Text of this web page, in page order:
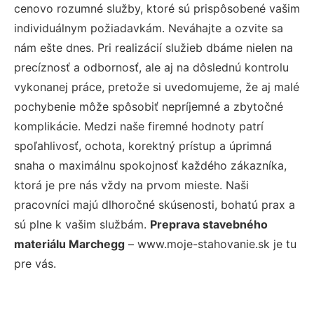
cenovo rozumné služby, ktoré sú prispôsobené vašim
individuálnym požiadavkám. Neváhajte a ozvite sa
nám ešte dnes. Pri realizácií služieb dbáme nielen na
precíznosť a odbornosť, ale aj na dôslednú kontrolu
vykonanej práce, pretože si uvedomujeme, že aj malé
pochybenie môže spôsobiť nepríjemné a zbytočné
komplikácie. Medzi naše firemné hodnoty patrí
spoľahlivosť, ochota, korektný prístup a úprimná
snaha o maximálnu spokojnosť každého zákazníka,
ktorá je pre nás vždy na prvom mieste. Naši
pracovníci majú dlhoročné skúsenosti, bohatú prax a
sú plne k vašim službám. Preprava stavebného
materiálu Marchegg – www.moje-stahovanie.sk je tu
pre vás.